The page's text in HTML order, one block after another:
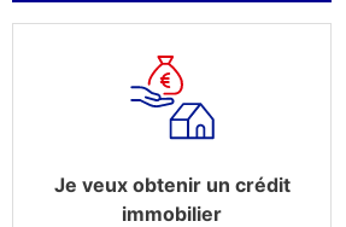
Je veux obtenir un crédit
immobilier